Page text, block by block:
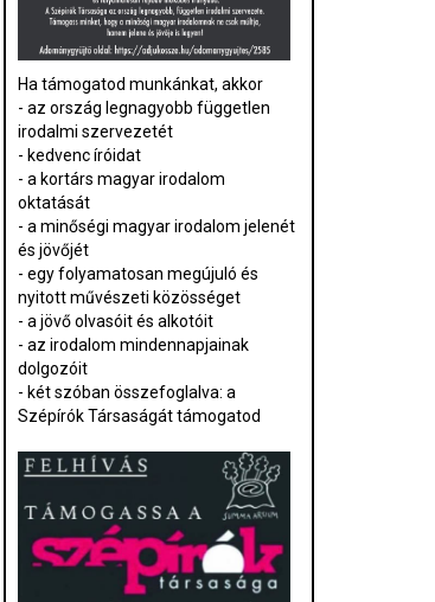
Ha támogatod munkánkat, akkor
- az ország legnagyobb független
irodalmi szervezetét
- kedvenc íróidat
- a kortárs magyar irodalom
oktatását
- a minőségi magyar irodalom jelenét
és jövőjét
- egy folyamatosan megújuló és
nyitott művészeti közösséget
- a jövő olvasóit és alkotóit
- az irodalom mindennapjainak
dolgozóit
- két szóban összefoglalva: a
Szépírók Társaságát támogatod